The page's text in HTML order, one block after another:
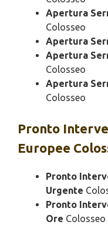
Apertura
Colosseo
Apertura
Apertura
Colosseo
Apertura
Colosseo
Pronto
Europee
Pronto
Urgente
Pronto
Ore Colosseo